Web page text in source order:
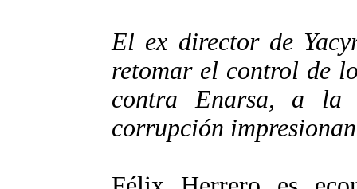
El ex director de
retomar el control de
contra Enarsa, a la
corrupción